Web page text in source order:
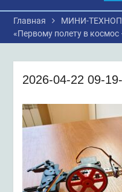
Главная
МИНИ-
«Первому полету в космос
2026-04-22 09-